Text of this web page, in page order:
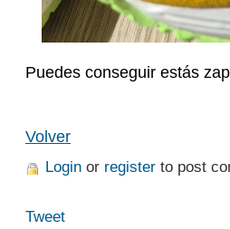
Puedes conseguir estás
Volver
Login or register to post
Tweet